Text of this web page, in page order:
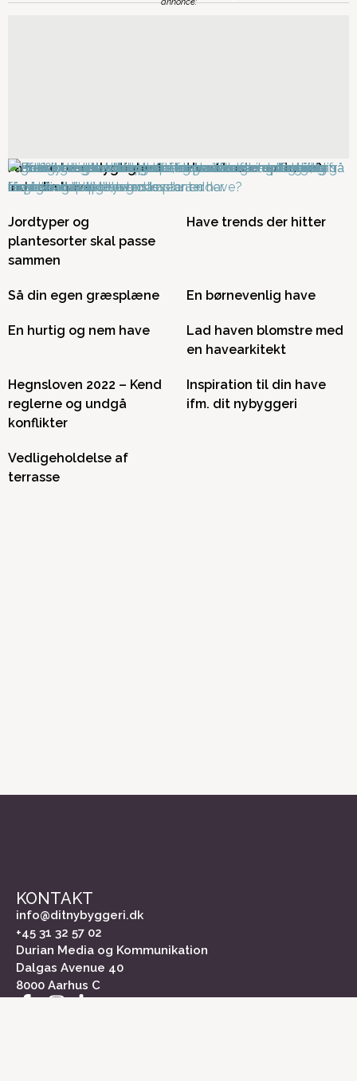
Få mere bæredygtighed
ind i din have
Hvad koster en have?
Jordtyper og
plantesorter skal passe
sammen
Have trends der hitter
Så din egen græsplæne En børnevenlig have
En hurtig og nem have
Lad haven blomstre med
en havearkitekt
Hegnsloven 2022 – Kend
reglerne og undgå
konflikter
Inspiration til din have
ifm. dit nybyggeri
Vedligeholdelse af
terrasse
KONTAKT
info@ditnybyggeri.dk
+45 31 32 57 02
Durian Media og Kommunikation
Dalgas Avenue 40
8000 Aarhus C